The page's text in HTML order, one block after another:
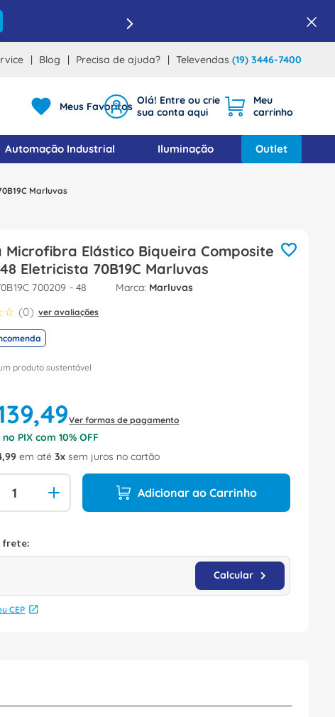
Blog Precisa de ajuda? Televendas (19) 3446-7400
Meus Favoritos
Automação Industrial Iluminação Outlet
Marluvas
Microfibra Elástico Biqueira Composite
Eletricista 70B19C Marluvas
700209 - 48 Marluvas
☆ (0) ver avaliações
produto sustentável
,49Ver formas de pagamento
PIX com10% OFF
,99 em até3 sem juros no cartão
Adicionar ao Carrinho
CEP